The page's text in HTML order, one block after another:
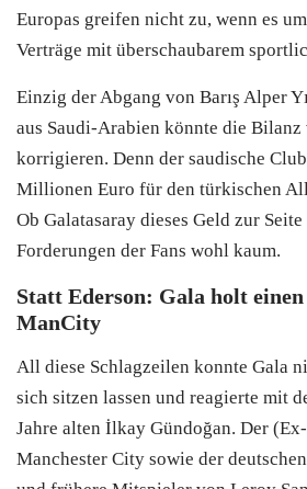
Europas greifen nicht zu, wenn es
Verträge mit überschaubarem
Einzig der Abgang von Barış Alper
aus Saudi-Arabien könnte die Bilanz
korrigieren. Denn der saudische
Millionen Euro für den türkischen
Ob Galatasaray dieses Geld zur
Forderungen der Fans wohl kaum.
Statt Ederson: Gala holt
ManCity
All diese Schlagzeilen konnte Gala
sich sitzen lassen und reagierte mit
Jahre alten İlkay Gündoğan. Der
Manchester City sowie der